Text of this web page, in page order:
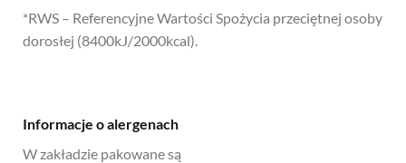
*RWS – Referencyjne Wartości Spożycia przeciętnej osoby
dorosłej (8400kJ/2000kcal).
Informacje o alergenach
W zakładzie pakowane są